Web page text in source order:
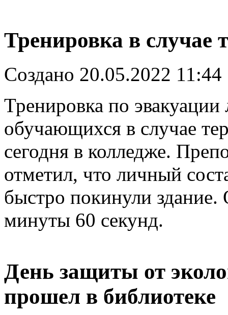
Тренировка в случае
Создано 20.05.2022 11:44
Тренировка по эвакуации
обучающихся в случае
сегодня в колледже.
отметил, что личный
быстро покинули
минуты 60 секунд.
День защиты от
прошел в библиотеке